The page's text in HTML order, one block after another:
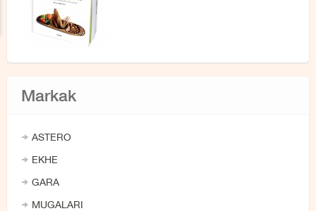
Markak
ASTERO
EKHE
GARA
MUGALARI